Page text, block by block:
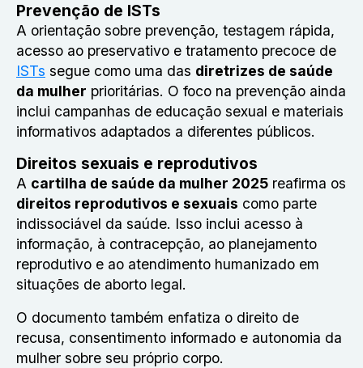
Prevenção de ISTs
A orientação sobre prevenção, testagem rápida,
acesso ao preservativo e tratamento precoce de
ISTs segue como uma das diretrizes de saúde
da mulher prioritárias. O foco na prevenção ainda
inclui campanhas de educação sexual e materiais
informativos adaptados a diferentes públicos.
Direitos sexuais e reprodutivos
A cartilha de saúde da mulher 2025 reafirma os
direitos reprodutivos e sexuais como parte
indissociável da saúde. Isso inclui acesso à
informação, à contracepção, ao planejamento
reprodutivo e ao atendimento humanizado em
situações de aborto legal.
O documento também enfatiza o direito de
recusa, consentimento informado e autonomia da
mulher sobre seu próprio corpo.